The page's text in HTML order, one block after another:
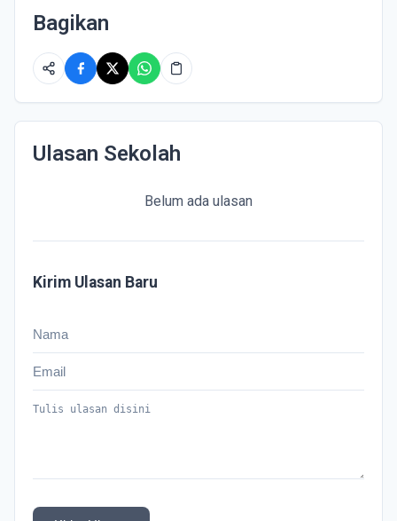
Bagikan
Ulasan Sekolah
Belum ada ulasan
Kirim Ulasan Baru